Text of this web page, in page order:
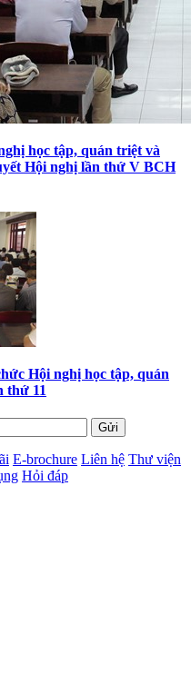
học tập, quán triệt và
Hội nghị lần thứ V BCH
Hội nghị học tập, quán
thứ 11
E-brochure Liên hệ Thư viện
Hỏi đáp